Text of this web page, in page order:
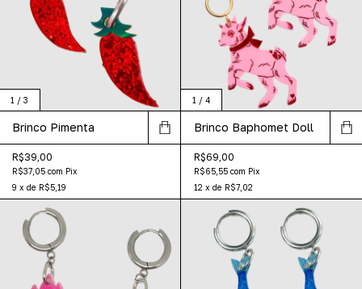
1 / 3
Brinco Pimenta
R$39,00
R$37,05 com Pix
9 x de R$5,19
1 / 4
Brinco Baphomet Doll
R$69,00
R$65,55 com Pix
12 x de R$7,02